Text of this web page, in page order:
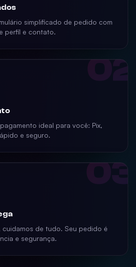
simplificado de pedido com
perfil e contato.
02
ideal para você: Pix,
e seguro.
03
de tudo. Seu pedido é
e segurança.